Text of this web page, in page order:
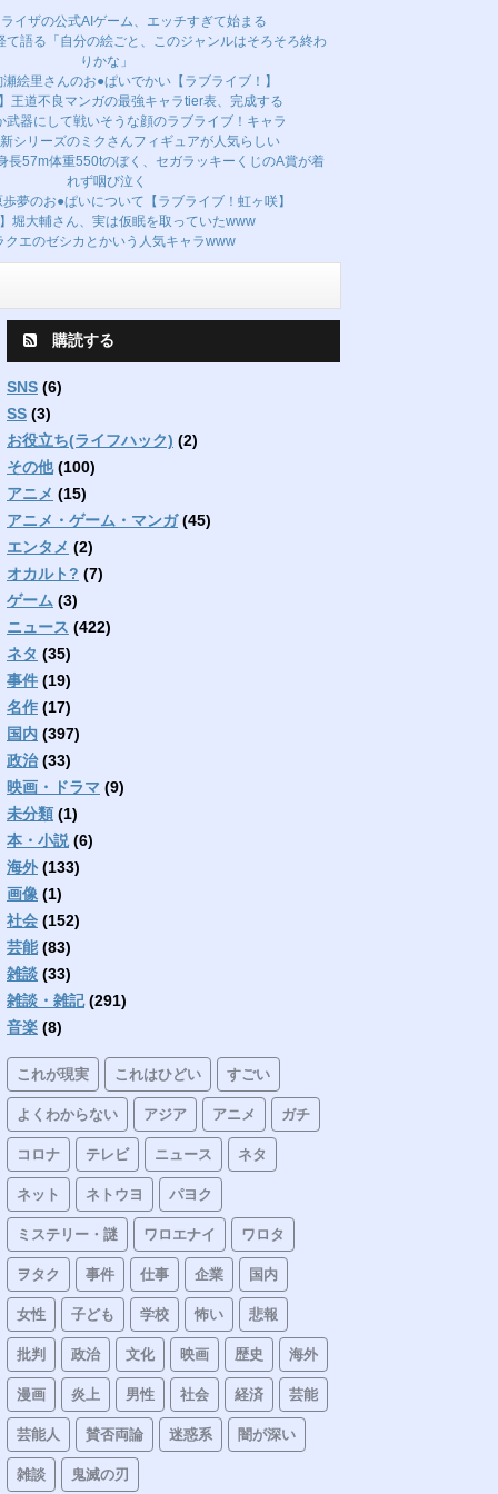
イザの公式AIゲーム、エッチすぎて始まる
て語る「自分の絵ごと、このジャンルはそろそろ終わ
りかな」
絵里さんのお●ぱいでかい【ラブライブ！】
王道不良マンガの最強キャラtier表、完成する
武器にして戦いそうな顔のラブライブ！キャラ
シリーズのミクさんフィギュアが人気らしい
長57m体重550tのぼく、セガラッキーくじのA賞が着
れず咽び泣く
夢のお●ぱいについて【ラブライブ！虹ヶ咲】
堀大輔さん、実は仮眠を取っていたwww
クエのゼシカとかいう人気キャラwww
購読する
SNS (6)
SS (3)
お役立ち(ライフハック) (2)
その他(100)
アニメ (15)
アニメ・ゲーム・マンガ(45)
エンタメ (2)
オカルト? (7)
ゲーム (3)
ニュース (422)
ネタ (35)
事件 (19)
名作 (17)
国内 (397)
政治(33)
映画・ドラマ (9)
未分類 (1)
本・小説 (6)
海外(133)
画像 (1)
社会 (152)
芸能(83)
雑談 (33)
雑談・雑記(291)
音楽 (8)
これが現実 これはひどい すごい
よくわからない アジア アニメ ガチ
コロナ テレビ ニュース ネタ
ネット ネトウヨ パヨク
ミステリー・謎 ワロエナイ ワロタ
ヲタク 事件 仕事 企業 国内
女性 子ども 学校 怖い 悲報
批判 政治 文化 映画 歴史 海外
漫画 炎上 男性 社会 経済 芸能
芸能人 賛否両論 迷惑系 闇が深い
雑談 鬼滅の刃